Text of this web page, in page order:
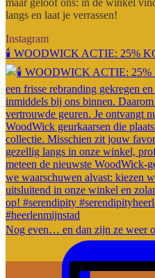
langs en laat je verrassen!
Instagram
🕯️ WOODWICK ACTIE: 25%
Nog even… en dan zijn ze weer